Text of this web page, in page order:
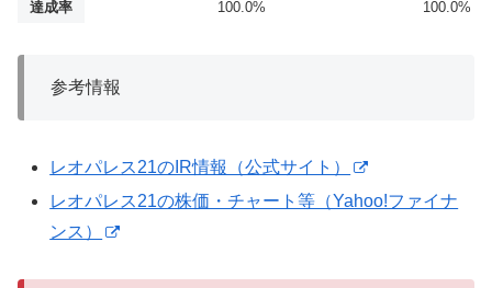
達成率
100.0% 100.0%
参考情報
レオパレス21のIR情報（公式サイト）
レオパレス21の株価・チャート等（Yahoo!ファイナ
ンス）